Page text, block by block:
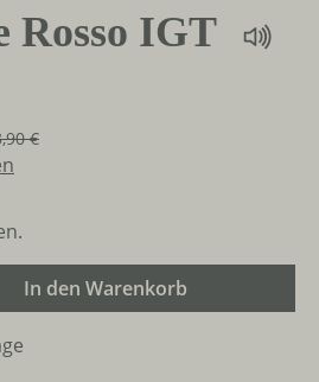
Rosso IGT
€
Wert
In den Warenkorb